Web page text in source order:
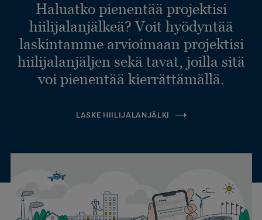
Haluatko pienentää projektisi
hiilijalanjälkeä? Voit hyödyntää
laskintamme arvioimaan projektisi
hiilijalanjäljen sekä tavat, joilla sitä
voi pienentää kierrättämällä.
LASKE HIILIJALANJÄLKI